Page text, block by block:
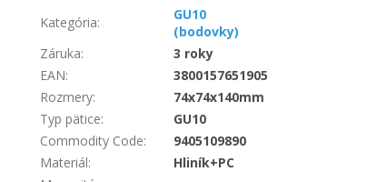
Kategória:
GU10
(bodovky)
Záruka:
3 roky
EAN:
3800157651905
Rozmery:
74x74x140mm
Typ pätice:
GU10
Commodity Code:
9405109890
Materiál:
Hliník+PC